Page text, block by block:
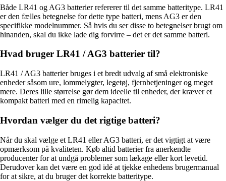
Både LR41 og AG3 batterier refererer til det samme batteritype. LR41
er den fælles betegnelse for dette type batteri, mens AG3 er den
specifikke modelnummer. Så hvis du ser disse to betegnelser brugt om
hinanden, skal du ikke lade dig forvirre – det er det samme batteri.
Hvad bruger LR41 / AG3 batterier til?
LR41 / AG3 batterier bruges i et bredt udvalg af små elektroniske
enheder såsom ure, lommelygter, legetøj, fjernbetjeninger og meget
mere. Deres lille størrelse gør dem ideelle til enheder, der kræver et
kompakt batteri med en rimelig kapacitet.
Hvordan vælger du det rigtige batteri?
Når du skal vælge et LR41 eller AG3 batteri, er det vigtigt at være
opmærksom på kvaliteten. Køb altid batterier fra anerkendte
producenter for at undgå problemer som lækage eller kort levetid.
Derudover kan det være en god idé at tjekke enhedens brugermanual
for at sikre, at du bruger det korrekte batteritype.